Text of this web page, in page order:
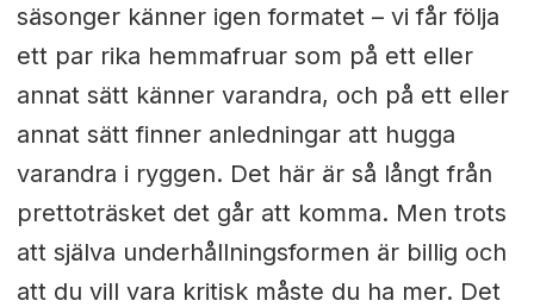
säsonger känner igen formatet – vi får följa
ett par rika hemmafruar som på ett eller
annat sätt känner varandra, och på ett eller
annat sätt finner anledningar att hugga
varandra i ryggen. Det här är så långt från
prettoträsket det går att komma. Men trots
att själva underhållningsformen är billig och
att du vill vara kritisk måste du ha mer. Det